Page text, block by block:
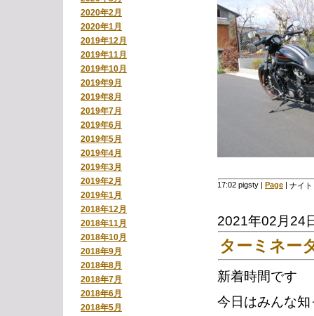
2020年2月
2020年1月
2019年12月
2019年11月
2019年10月
2019年9月
2019年8月
2019年7月
2019年6月
2019年5月
2019年4月
2019年3月
2019年2月
2019年1月
2018年12月
2018年11月
2018年10月
2018年9月
2018年8月
2018年7月
2018年6月
2018年5月
17:02 pigsty | Page | ナイ
2021年02月24
ターミネー
新着時間です
今日はみんな